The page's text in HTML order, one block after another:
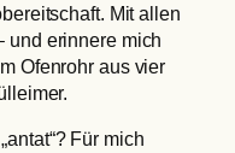
Mit allen
und erinnere mich
Ofenrohr aus vier
Für mich